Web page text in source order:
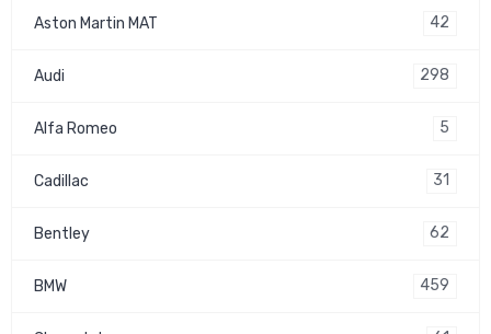
Aston Martin MAT 42
Audi 298
Alfa Romeo 5
Cadillac 31
Bentley 62
BMW 459